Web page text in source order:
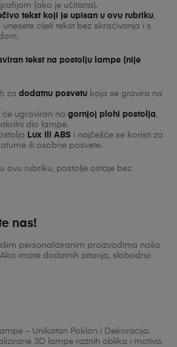
(ako je učitana).
tekst koji je upisan u ovu rubriku
cijeli tekst bez skraćivanja i s
tekst na postolju lampe (nije
zadodatnu posvetu koja se gravira na
će ugraviran nagornjoj plohi postolja
dio lampe.
Lux ili ABS i najčešće se koristi za
ili osobne posvete.
ovu rubriku, postolje ostaje bez
nas!
personaliziranim proizvodima naša
imate dodatnih pitanja, slobodno
– Unikatan Poklon i Dekoracija.
3D lampe raznih oblika i motiva.